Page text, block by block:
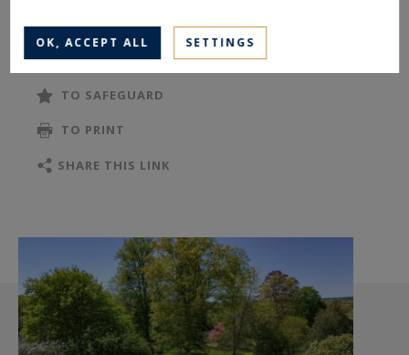
À l’étage, une belle pièce avec charpente
apparente pourra accueillir un espace lecture ou
détente, accompagnée de deux chambres
salle de bain et ainsi qu’un accès au grenier.
ouest, offrant une belle luminosité tout au long
de l’après-midi. Verger, potager, bassins et
espaces de détente composent un
environnement naturel et paisible.
READ MORE
TO SAFEGUARD
TO PRINT
SHARE THIS LINK
OK, ACCEPT ALL SETTINGS